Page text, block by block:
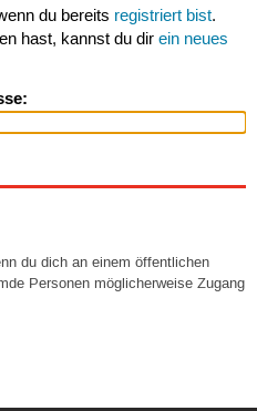
du bereits registriert bist.
hast, kannst du dir ein neues
du dich an einem öffentlichen
Personen möglicherweise Zugang